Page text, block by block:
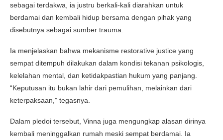
sebagai terdakwa, ia justru berkali-kali diarahkan untuk
berdamai dan kembali hidup bersama dengan pihak yang
disebutnya sebagai sumber trauma.
Ia menjelaskan bahwa mekanisme restorative justice yang
sempat ditempuh dilakukan dalam kondisi tekanan psikologis,
kelelahan mental, dan ketidakpastian hukum yang panjang.
“Keputusan itu bukan lahir dari pemulihan, melainkan dari
keterpaksaan,” tegasnya.
Dalam pledoi tersebut, Vinna juga mengungkap alasan dirinya
kembali meninggalkan rumah meski sempat berdamai. Ia